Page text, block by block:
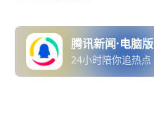
腾讯新闻·电脑版
24小时陪你追热点